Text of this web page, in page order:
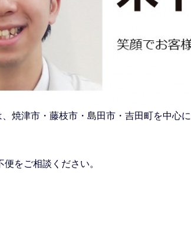
焼津市・藤枝市・島田市・吉田町を中心
をご相談ください。